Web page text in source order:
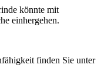
könnte mit
einhergehen.
finden Sie unter